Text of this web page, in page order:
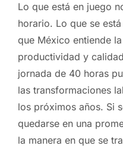
Lo que está en juego
horario. Lo que se
que México entiende
productividad y
jornada de 40 horas
las transformaciones
los próximos años. Si
quedarse en una
la manera en que se